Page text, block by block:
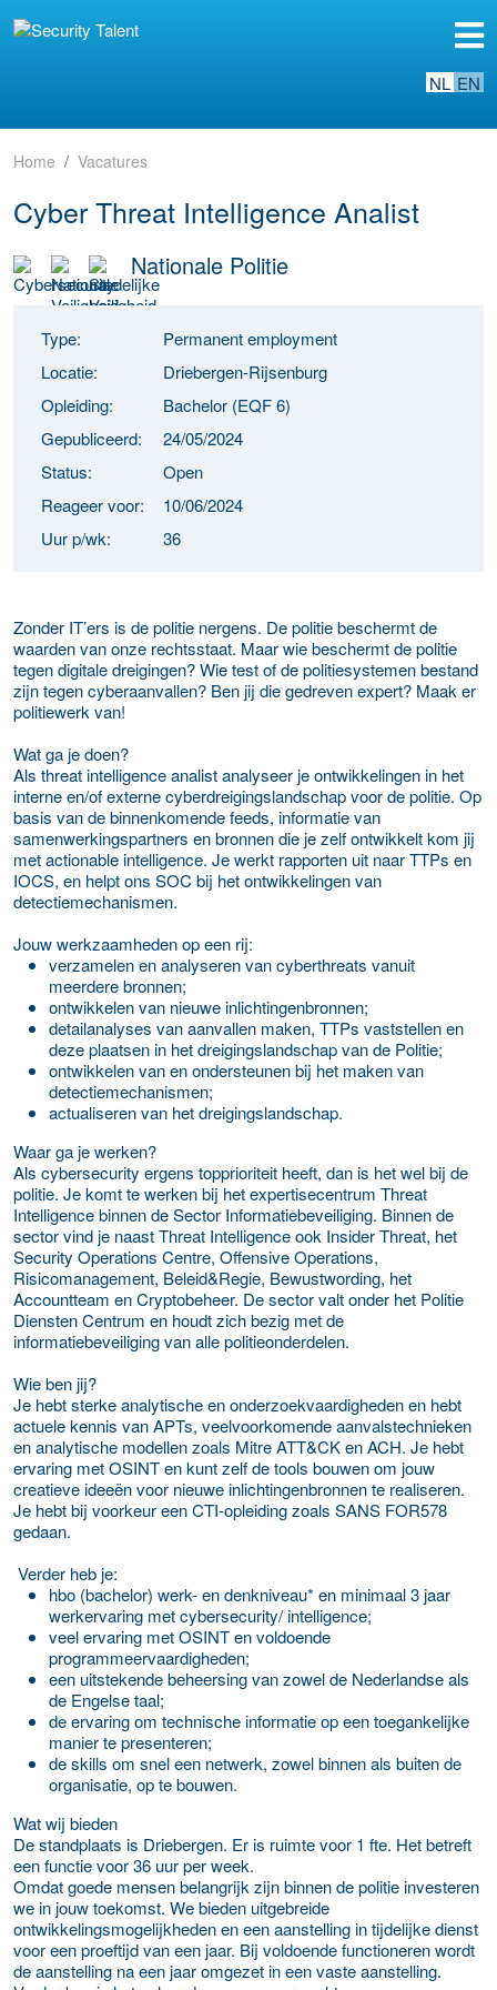
NL EN
Home Vacatures
Cyber Threat Intelligence Analist
Nationale Politie
Type:
Permanent employment
Locatie:
Driebergen-Rijsenburg
Opleiding:
Bachelor (EQF 6)
Gepubliceerd:
24/05/2024
Status:
Open
Reageer voor:
10/06/2024
Uur p/wk:
36
Zonder IT’ers is de politie nergens. De politie beschermt de
waarden van onze rechtsstaat. Maar wie beschermt de politie
tegen digitale dreigingen? Wie test of de politiesystemen bestand
zijn tegen cyberaanvallen? Ben jij die gedreven expert? Maak er
politiewerk van!
Wat ga je doen?
Als threat intelligence analist analyseer je ontwikkelingen in het
interne en/of externe cyberdreigingslandschap voor de politie. Op
basis van de binnenkomende feeds, informatie van
samenwerkingspartners en bronnen die je zelf ontwikkelt kom jij
met actionable intelligence. Je werkt rapporten uit naar TTPs en
IOCS, en helpt ons SOC bij het ontwikkelingen van
detectiemechanismen.
Jouw werkzaamheden op een rij:
verzamelen en analyseren van cyberthreats vanuit
meerdere bronnen;
ontwikkelen van nieuwe inlichtingenbronnen;
detailanalyses van aanvallen maken, TTPs vaststellen en
deze plaatsen in het dreigingslandschap van de Politie;
ontwikkelen van en ondersteunen bij het maken van
detectiemechanismen;
actualiseren van het dreigingslandschap.
Waar ga je werken?
Als cybersecurity ergens topprioriteit heeft, dan is het wel bij de
politie. Je komt te werken bij het expertisecentrum Threat
Intelligence binnen de Sector Informatiebeveiliging. Binnen de
sector vind je naast Threat Intelligence ook Insider Threat, het
Security Operations Centre, Offensive Operations,
Risicomanagement, Beleid&Regie, Bewustwording, het
Accountteam en Cryptobeheer. De sector valt onder het Politie
Diensten Centrum en houdt zich bezig met de
informatiebeveiliging van alle politieonderdelen.
Wie ben jij?
Je hebt sterke analytische en onderzoekvaardigheden en hebt
actuele kennis van APTs, veelvoorkomende aanvalstechnieken
en analytische modellen zoals Mitre ATT&CK en ACH. Je hebt
ervaring met OSINT en kunt zelf de tools bouwen om jouw
creatieve ideeën voor nieuwe inlichtingenbronnen te realiseren.
Je hebt bij voorkeur een CTI-opleiding zoals SANS FOR578
gedaan.
Verder heb je:
hbo (bachelor) werk- en denkniveau* en minimaal 3 jaar
werkervaring met cybersecurity/ intelligence;
veel ervaring met OSINT en voldoende
programmeervaardigheden;
een uitstekende beheersing van zowel de Nederlandse als
de Engelse taal;
de ervaring om technische informatie op een toegankelijke
manier te presenteren;
de skills om snel een netwerk, zowel binnen als buiten de
organisatie, op te bouwen.
Wat wij bieden
De standplaats is Driebergen. Er is ruimte voor 1 fte. Het betreft
een functie voor 36 uur per week.
Omdat goede mensen belangrijk zijn binnen de politie investeren
we in jouw toekomst. We bieden uitgebreide
ontwikkelingsmogelijkheden en een aanstelling in tijdelijke dienst
voor een proeftijd van een jaar. Bij voldoende functioneren wordt
de aanstelling na een jaar omgezet in een vaste aanstelling.